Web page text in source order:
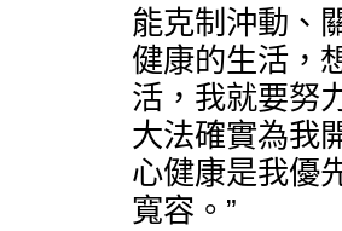
能克制沖動、
健康的生活，
活，我就要努
大法確實為我
心健康是我優
寬容。”